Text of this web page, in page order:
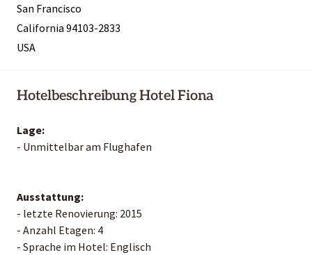
San Francisco
California 94103-2833
USA
Hotelbeschreibung Hotel Fiona
Lage:
- Unmittelbar am Flughafen
Ausstattung:
- letzte Renovierung: 2015
- Anzahl Etagen: 4
- Sprache im Hotel: Englisch